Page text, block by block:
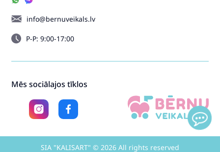
info@bernuveikals.lv
P-P: 9:00-17:00
Mēs sociālajos tīklos
SIA "KALISART" © 2026 All rights reserved